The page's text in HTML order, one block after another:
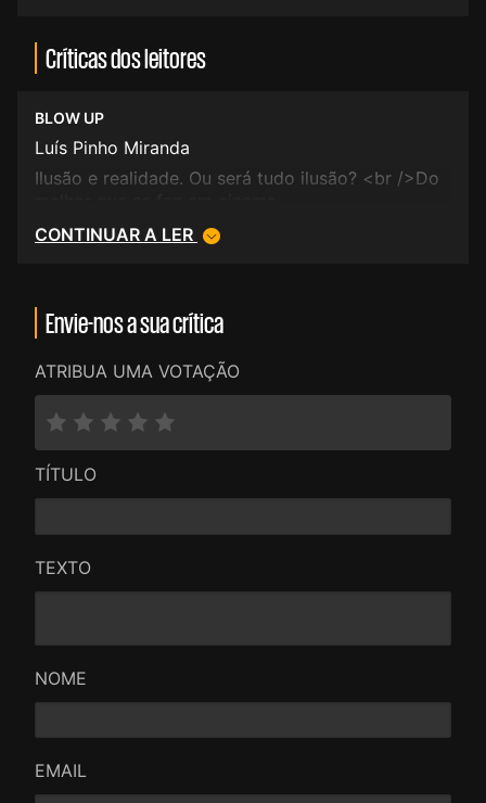
Críticas dos leitores
BLOW UP
Luís Pinho Miranda
Ilusão e realidade. Ou será tudo ilusão? <br />Do
CONTINUAR A LER
Envie-nos a sua crítica
ATRIBUA UMA VOTAÇÃO
TÍTULO
TEXTO
NOME
EMAIL